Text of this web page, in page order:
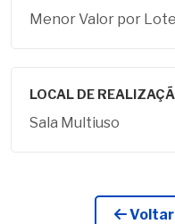
Menor Valor por Lote
LOCAL DE
Sala Multiuso
Voltar